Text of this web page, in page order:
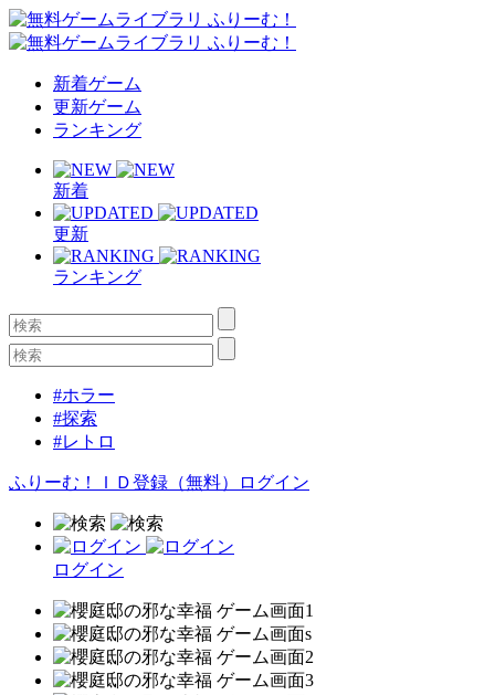
新着ゲーム
更新ゲーム
ランキング
新着
更新
ランキング
#ホラー
#探索
#レトロ
ふりーむ！ＩＤ登録（無料） ログイン
ログイン